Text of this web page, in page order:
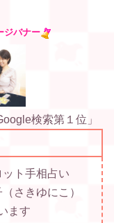
バナー
検索第１位」
ト手相占い
さきゆにこ）
ます